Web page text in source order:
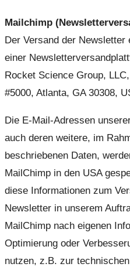
Mailchimp
Der Versand der Newsletter
einer
Rocket Science Group,
#5000, Atlanta, GA 30308,
Die E-Mail-Adressen
auch deren weitere, im
beschriebenen Daten,
MailChimp in den USA
diese Informationen zum
Newsletter in unserem
MailChimp nach eigenen
Optimierung oder
nutzen, z.B. zur